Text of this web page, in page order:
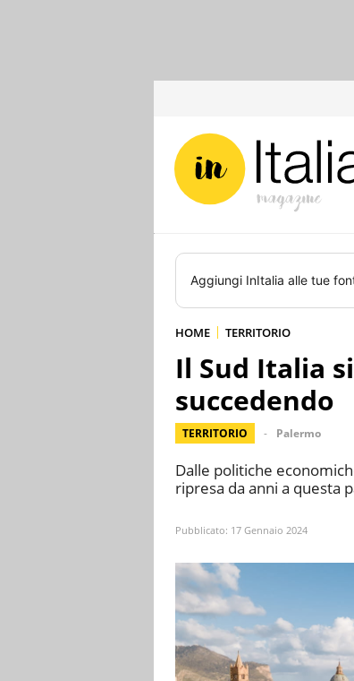
Aggiungi InItalia alle tue
HOME TERRITORIO
Il Sud Italia
succedendo
TERRITORIO Palermo
Dalle politiche
ripresa da anni a questa
Pubblicato: 17 Gennaio 2024